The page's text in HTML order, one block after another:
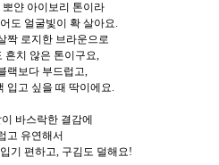
얀 아이보리 톤이라
도 얼굴빛이 확 살아요.
짝 로지한 브라운으로
흔치 않은 톤이구요,
랙보다 부드럽고,
입고 싶을 때 딱이에요.
바스락한 결감에
고 유연해서
기 편하고, 구김도 덜해요!